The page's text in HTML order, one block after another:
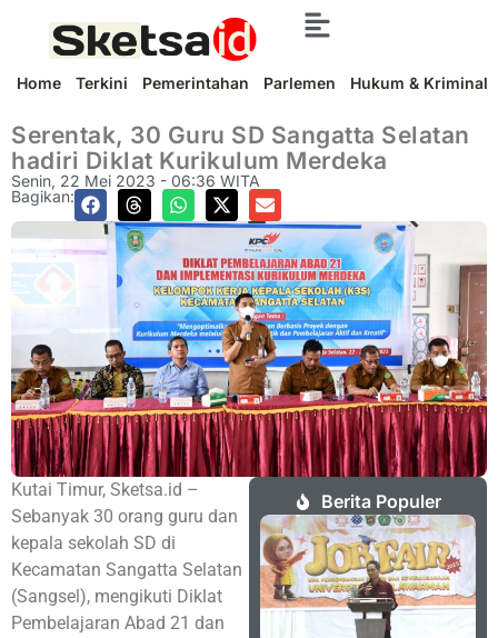
Home Terkini Pemerintahan Parlemen Hukum & Kriminal
Serentak, 30 Guru SD Sangatta Selatan
hadiri Diklat Kurikulum Merdeka
Senin, 22 Mei 2023 - 06:36 WITA
Bagikan:
Kutai Timur, Sketsa.id –
Sebanyak 30 orang guru dan
kepala sekolah SD di
Kecamatan Sangatta Selatan
(Sangsel), mengikuti Diklat
Pembelajaran Abad 21 dan
Berita Populer